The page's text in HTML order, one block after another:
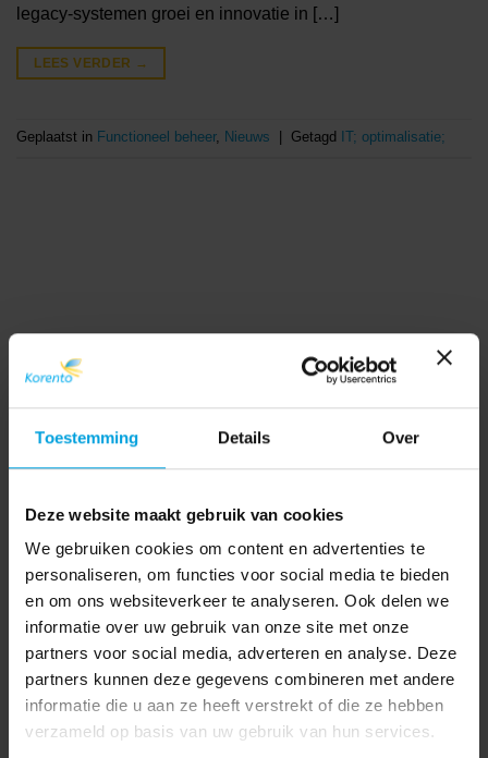
Toestemming Details Over
Deze website maakt gebruik van cookies
We gebruiken cookies om content en advertenties te
personaliseren, om functies voor social media te bieden
en om ons websiteverkeer te analyseren. Ook delen we
informatie over uw gebruik van onze site met onze
partners voor social media, adverteren en analyse. Deze
partners kunnen deze gegevens combineren met andere
informatie die u aan ze heeft verstrekt of die ze hebben
verzameld op basis van uw gebruik van hun services.
legacy-systemen groei en innovatie in […]
LEES VERDER →
Geplaatst in Functioneel beheer, Nieuws Getagd IT; optimalisatie;